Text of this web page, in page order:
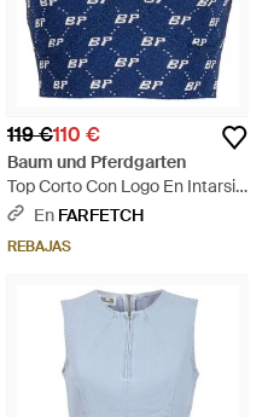
119 €110 €
Baum und Pferdgarten
Top Corto Con Logo En Intarsia
- Azul
En FARFETCH
REBAJAS